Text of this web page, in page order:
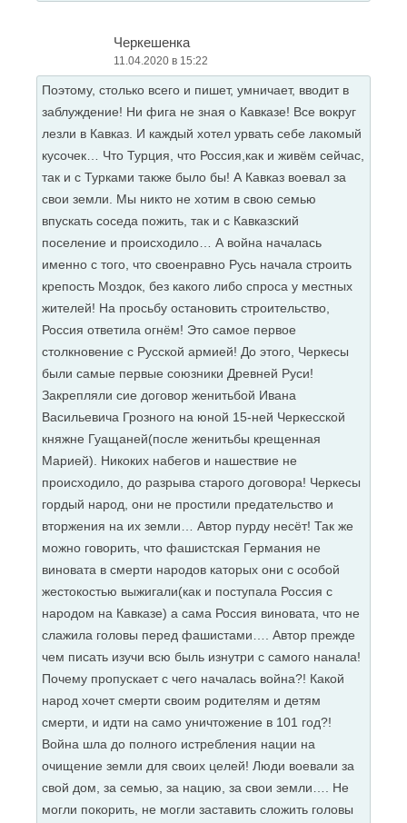
Черкешенка
11.04.2020 в 15:22
Поэтому, столько всего и пишет, умничает, вводит в
заблуждение! Ни фига не зная о Кавказе! Все вокруг
лезли в Кавказ. И каждый хотел урвать себе лакомый
кусочек… Что Турция, что Россия,как и живём сейчас,
так и с Турками также было бы! А Кавказ воевал за
свои земли. Мы никто не хотим в свою семью
впускать соседа пожить, так и с Кавказский
поселение и происходило… А война началась
именно с того, что своенравно Русь начала строить
крепость Моздок, без какого либо спроса у местных
жителей! На просьбу остановить строительство,
Россия ответила огнём! Это самое первое
столкновение с Русской армией! До этого, Черкесы
были самые первые союзники Древней Руси!
Закрепляли сие договор женитьбой Ивана
Васильевича Грозного на юной 15-ней Черкесской
княжне Гуащаней(после женитьбы крещенная
Марией). Никоких набегов и нашествие не
происходило, до разрыва старого договора! Черкесы
гордый народ, они не простили предательство и
вторжения на их земли… Автор пурду несёт! Так же
можно говорить, что фашистская Германия не
виновата в смерти народов каторых они с особой
жестокостью выжигали(как и поступала Россия с
народом на Кавказе) а сама Россия виновата, что не
слажила головы перед фашистами…. Автор прежде
чем писать изучи всю быль изнутри с самого нанала!
Почему пропускает с чего началась война?! Какой
народ хочет смерти своим родителям и детям
смерти, и идти на само уничтожение в 101 год?!
Война шла до полного истребления нации на
очищение земли для своих целей! Люди воевали за
свой дом, за семью, за нацию, за свои земли…. Не
могли покорить, не могли заставить сложить головы